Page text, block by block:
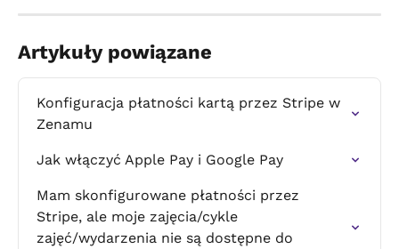
Artykuły powiązane
Konfiguracja płatności kartą przez Stripe w
Zenamu
Jak włączyć Apple Pay i Google Pay
Mam skonfigurowane płatności przez
Stripe, ale moje zajęcia/cykle
zajęć/wydarzenia nie są dostępne do